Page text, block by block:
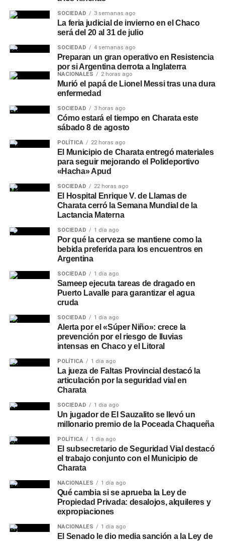
SOCIEDAD 3 semanas ago
La feria judicial de invierno en el Chaco
será del 20 al 31 de julio
SOCIEDAD 4 semanas ago
Preparan un gran operativo en Resistencia
por si Argentina derrota a Inglaterra
NACIONALES 2 horas ago
Murió el papá de Lionel Messi tras una dura
enfermedad
SOCIEDAD 3 horas ago
Cómo estará el tiempo en Charata este
sábado 8 de agosto
POLÍTICA 22 horas ago
El Municipio de Charata entregó materiales
para seguir mejorando el Polideportivo
«Hacha» Apud
SOCIEDAD 22 horas ago
El Hospital Enrique V. de Llamas de
Charata cerró la Semana Mundial de la
Lactancia Materna
SOCIEDAD 1 día ago
Por qué la cerveza se mantiene como la
bebida preferida para los encuentros en
Argentina
SOCIEDAD 1 día ago
Sameep ejecuta tareas de dragado en
Puerto Lavalle para garantizar el agua
cruda
SOCIEDAD 1 día ago
Alerta por el «Súper Niño»: crece la
prevención por el riesgo de lluvias
intensas en Chaco y el Litoral
POLÍTICA 1 día ago
La jueza de Faltas Provincial destacó la
articulación por la seguridad vial en
Charata
SOCIEDAD 1 día ago
Un jugador de El Sauzalito se llevó un
millonario premio de la Poceada Chaqueña
POLÍTICA 1 día ago
El subsecretario de Seguridad Vial destacó
el trabajo conjunto con el Municipio de
Charata
NACIONALES 1 día ago
Qué cambia si se aprueba la Ley de
Propiedad Privada: desalojos, alquileres y
expropiaciones
NACIONALES 1 día ago
El Senado le dio media sanción a la Ley de